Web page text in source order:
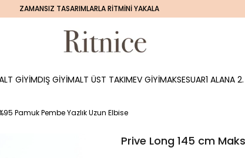
ZAMANSIZ TASARIMLARLA RİTMİNİ YAKALA
GİYİMDIŞ GİYİMALT ÜST TAKIMEV GİYİMAKSESUAR1 ALANA
Pamuk Pembe Yazlık Uzun Elbise
Prive Long 145 cm